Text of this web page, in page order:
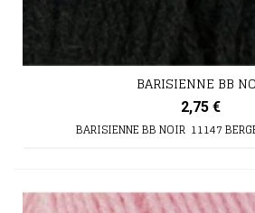
BARISIENNE BB
2,75 €
BARISIENNE BB NOIR 11147